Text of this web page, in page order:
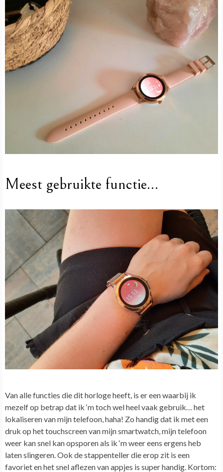
Meest gebruikte functie…
Van alle functies die dit horloge heeft, is er een waarbij ik
mezelf op betrap dat ik ‘m toch wel heel vaak gebruik… het
lokaliseren van mijn telefoon, haha! Zo handig dat ik met een
druk op het touchscreen van mijn smartwatch, mijn telefoon
weer kan snel kan opsporen als ik ‘m weer eens ergens heb
laten slingeren. Ook de stappenteller die erop zit is een
favoriet en het snel aflezen van appjes is super handig. Kortom: